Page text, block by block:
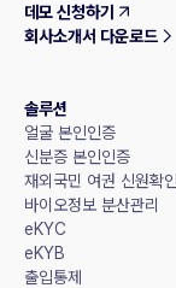
데모 신청하기
회사소개서 다운로드
솔루션
얼굴 본인인증
신분증 본인인증
재외국민 여권 신원확인
바이오정보 분산관리
eKYC
eKYB
출입통제